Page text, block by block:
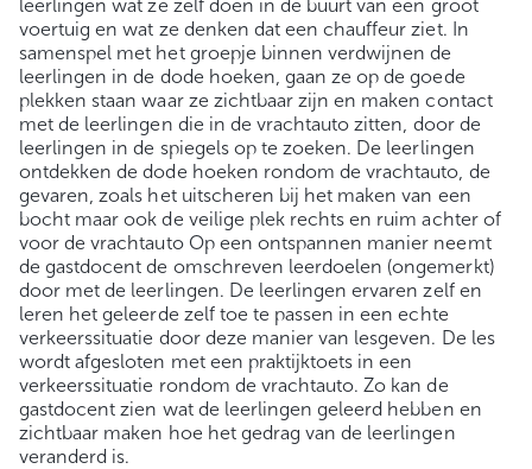
leerlingen wat ze zelf doen in de buurt van een groot
voertuig en wat ze denken dat een chauffeur ziet. In
samenspel met het groepje binnen verdwijnen de
leerlingen in de dode hoeken, gaan ze op de goede
plekken staan waar ze zichtbaar zijn en maken contact
met de leerlingen die in de vrachtauto zitten, door de
leerlingen in de spiegels op te zoeken. De leerlingen
ontdekken de dode hoeken rondom de vrachtauto, de
gevaren, zoals het uitscheren bij het maken van een
bocht maar ook de veilige plek rechts en ruim achter of
voor de vrachtauto Op een ontspannen manier neemt
de gastdocent de omschreven leerdoelen (ongemerkt)
door met de leerlingen. De leerlingen ervaren zelf en
leren het geleerde zelf toe te passen in een echte
verkeerssituatie door deze manier van lesgeven. De les
wordt afgesloten met een praktijktoets in een
verkeerssituatie rondom de vrachtauto. Zo kan de
gastdocent zien wat de leerlingen geleerd hebben en
zichtbaar maken hoe het gedrag van de leerlingen
veranderd is.